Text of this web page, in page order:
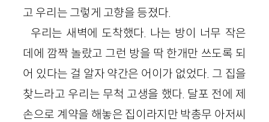
고 우리는 그렇게 고향을 등졌다.
우리는 새벽에 도착했다. 나는 방이 너무 작은
데에 깜짝 놀랐고 그런 방을 딱 한개만 쓰도록 되
어 있다는 걸 알자 약간은 어이가 없었다. 그 집을
찾느라고 우리는 무척 고생을 했다. 달포 전에 제
손으로 계약을 해놓은 집이라지만 박총무 아저씨